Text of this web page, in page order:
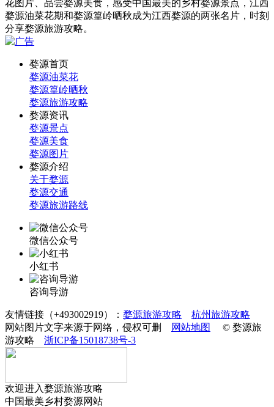
花图片、品尝婺源美食，感受中国最美的乡村婺源景点，江西
婺源油菜花期和婺源篁岭晒秋成为江西婺源的两张名片，时刻
分享婺源旅游攻略。
婺源首页
婺源油菜花
婺源篁岭晒秋
婺源旅游攻略
婺源资讯
婺源景点
婺源美食
婺源图片
婺源介绍
关于婺源
婺源交通
婺源旅游路线
微信公众号
小红书
咨询导游
友情链接（+493002919）： 婺源旅游攻略
杭州旅游攻略
网站图片文字来源于网络，侵权可删
网站地图
© 婺源旅
游攻略 浙ICP备15018738号-3
欢迎进入婺源旅游攻略
中国最美乡村婺源网站